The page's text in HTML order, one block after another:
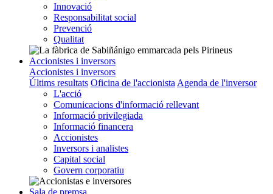
Innovació
Responsabilitat social
Prevenció
Qualitat
Accionistes i inversors
Accionistes i inversors
Últims resultats Oficina de l'accionista Agenda de l'inversor
L'acció
Comunicacions d'informació rellevant
Informació privilegiada
Informació financera
Accionistes
Inversors i analistes
Capital social
Govern corporatiu
Sala de premsa